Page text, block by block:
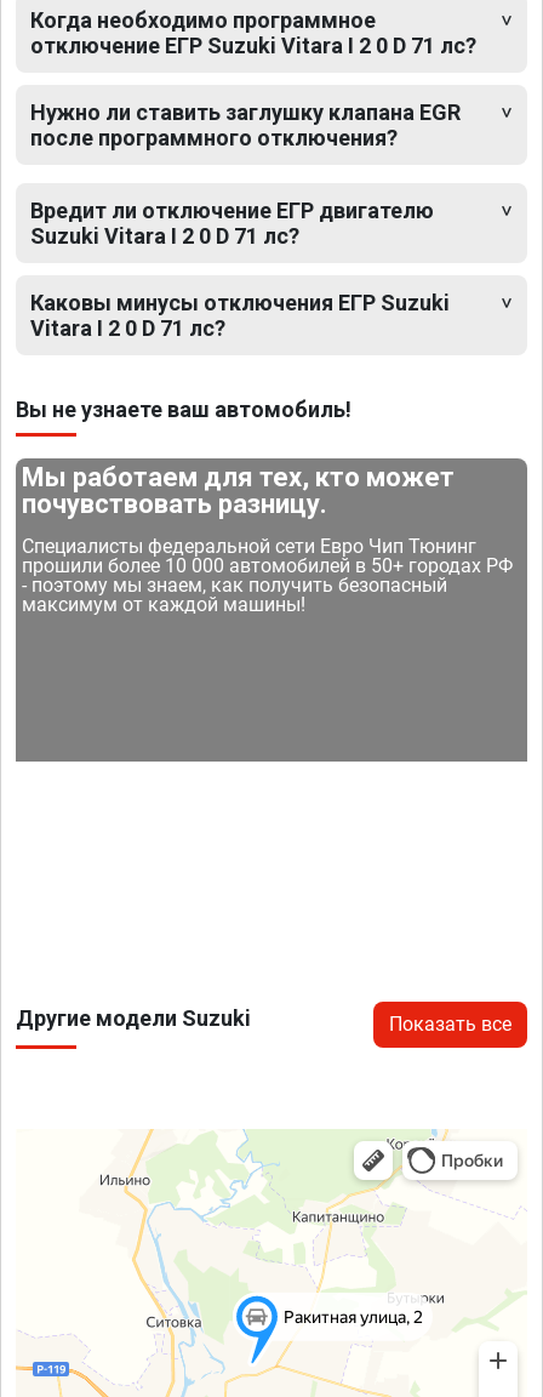
Когда необходимо программное
отключение ЕГР Suzuki Vitara I 2 0 D 71 лс?
Нужно ли ставить заглушку клапана EGR
после программного отключения?
Вредит ли отключение ЕГР двигателю
Suzuki Vitara I 2 0 D 71 лс?
Каковы минусы отключения ЕГР Suzuki
Vitara I 2 0 D 71 лс?
Вы не узнаете ваш автомобиль!
Мы работаем для тех, кто может
почувствовать разницу.
Специалисты федеральной сети Евро Чип Тюнинг
прошили более 10 000 автомобилей в 50+ городах РФ
- поэтому мы знаем, как получить безопасный
максимум от каждой машины!
Другие модели Suzuki Показать все